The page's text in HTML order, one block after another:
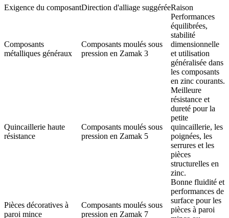
Exigence du composantDirection d'alliage suggéréeRaison
Composants
métalliques généraux
Composants moulés sous
pression en Zamak 3
Performances
équilibrées,
stabilité
dimensionnelle
et utilisation
généralisée dans
les composants
en zinc courants.
Quincaillerie haute
résistance
Composants moulés sous
pression en Zamak 5
Meilleure
résistance et
dureté pour la
petite
quincaillerie, les
poignées, les
serrures et les
pièces
structurelles en
zinc.
Pièces décoratives à
paroi mince
Composants moulés sous
pression en Zamak 7
Bonne fluidité et
performances de
surface pour les
pièces à paroi